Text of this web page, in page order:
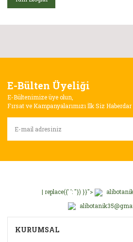
E-Bülten Üyeliği
E-Bültenimize üye olun,
Fırsat ve Kampanyalarımızı İlk Siz Haberdar
| replace({' ': ''}) }}">
KURUMSAL